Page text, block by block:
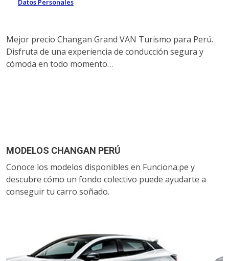
Datos Personales
Mejor precio Changan Grand VAN Turismo para Perú.
Disfruta de una experiencia de conducción segura y
cómoda en todo momento…
MODELOS CHANGAN PERÚ
Conoce los modelos disponibles en Funciona.pe y
descubre cómo un fondo colectivo puede ayudarte a
conseguir tu carro soñado.